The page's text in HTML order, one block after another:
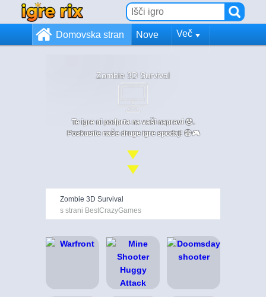
Domovska stran Nove Več
Zombie 3D Survival
Te igre ni podprta na vaši napravi 😞.
Poskusite naše druge igre spodaj! 😄🎮
Zombie 3D Survival
s strani BestCrazyGames